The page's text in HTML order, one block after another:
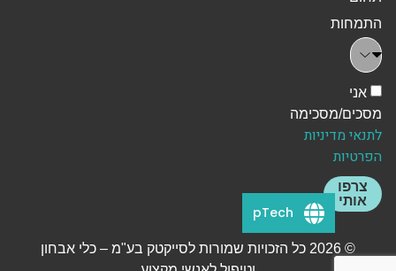
התמחות
אני
מסכים/מסכימה
לתנאי מדיניות
הפרטיות
צרפו
אותי
© 2026 כל הזכויות שמורות לסייקטק בע"מ – כלי אבחון
pTech